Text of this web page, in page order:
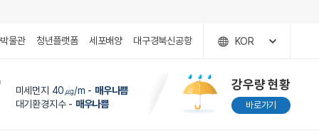
물관 청년플랫폼 세포배양 대구경북신공항 KOR
미세먼지 40㎍/m - 매우나쁨
대기환경지수 - 매우나쁨
강우량 현황
바로가기